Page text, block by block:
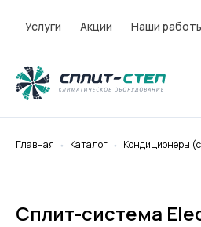
Услуги Акции Наши
Главная Каталог Кондиционеры
Сплит-система